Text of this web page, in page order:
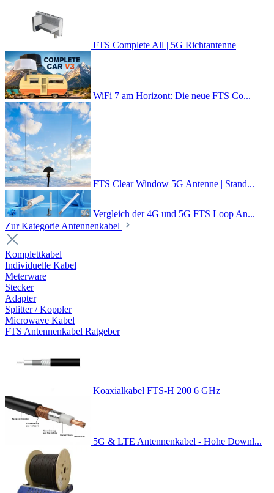
FTS Complete All | 5G Richtantenne
WiFi 7 am Horizont: Die neue FTS Co...
FTS Clear Window 5G Antenne | Stand...
Vergleich der 4G und 5G FTS Loop An...
Zur Kategorie Antennenkabel
Komplettkabel
Individuelle Kabel
Meterware
Stecker
Adapter
Splitter / Koppler
Microwave Kabel
FTS Antennenkabel Ratgeber
Koaxialkabel FTS-H 200 6 GHz
5G & LTE Antennenkabel - Hohe Downl...